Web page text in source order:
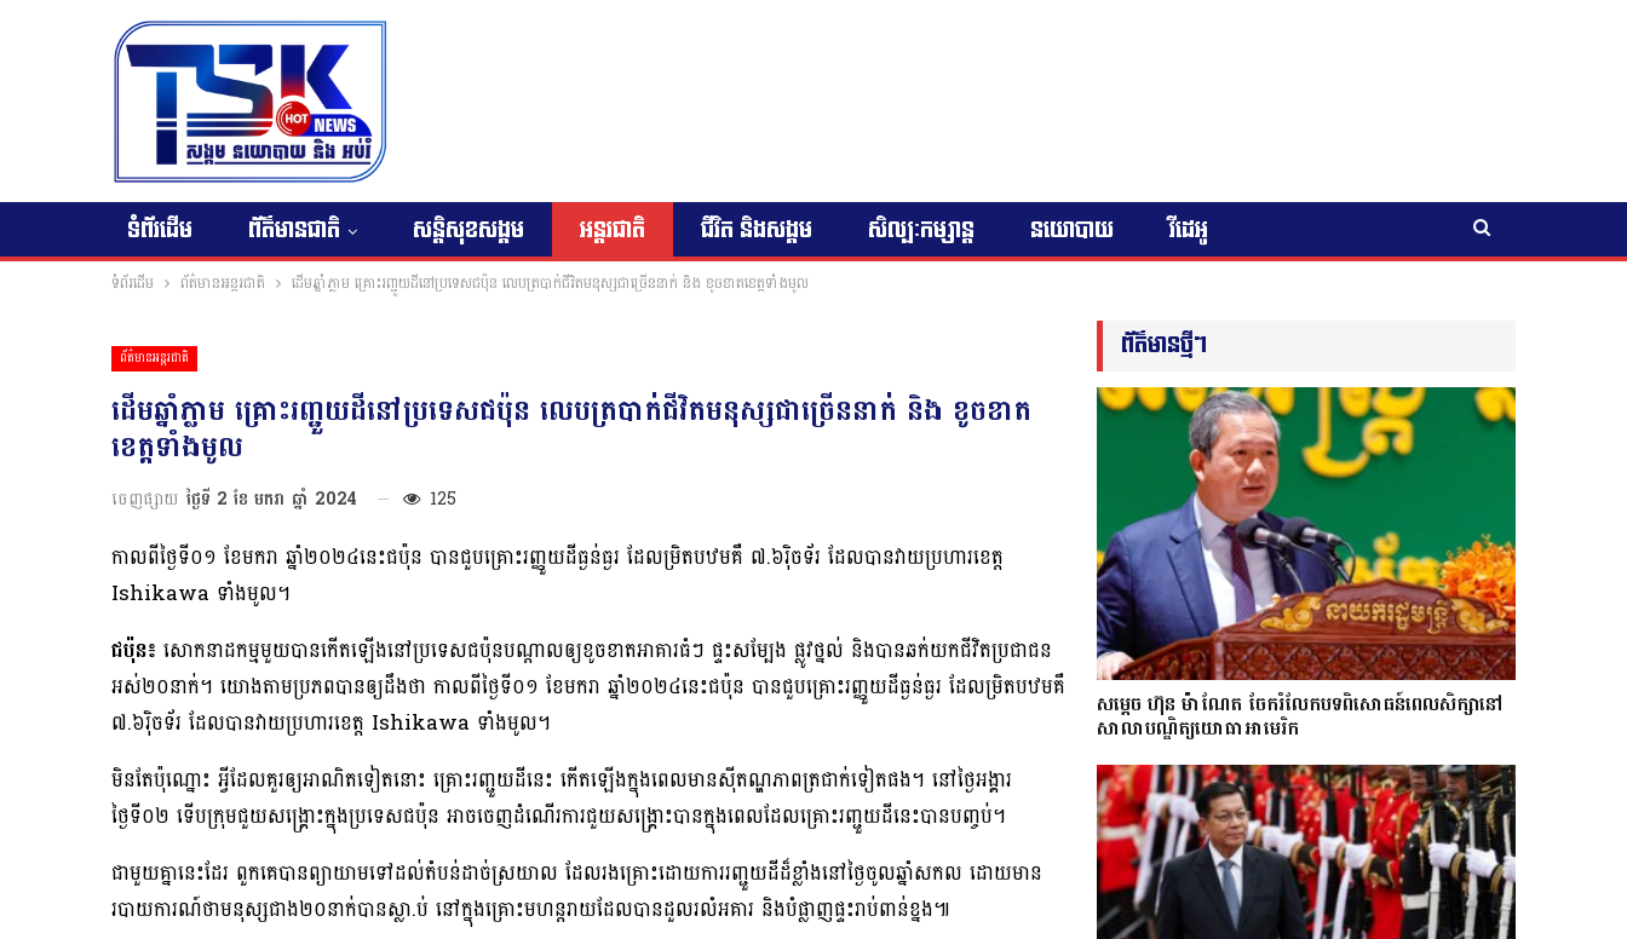
ទំព័រដើម ព័ត៌មានជាតិ សន្តិសុខសង្គម អន្តរជាតិ ជីវិត និងសង្គម សិល្បៈកម្សាន្ត នយោបាយ វីដេអូ
ទំព័រដើម ព័ត៌មានអន្តរជាតិ ដើមឆ្នាំភ្លាម គ្រោះរញ្ជួយដីនៅប្រទេសជប៉ុន លេបត្របាក់ជីវិតមនុស្សជាច្រើននាក់ និង ខូចខាតខេត្តទាំងមូល
ព័ត៌មានអន្តរជាតិ
ដើមឆ្នាំភ្លាម គ្រោះរញ្ជួយដីនៅប្រទេសជប៉ុន លេបត្របាក់ជីវិតមនុស្សជាច្រើននាក់ និង ខូចខាត
ខេត្តទាំងមូល
ចេញផ្សាយ ថ្ងៃទី 2 ខែ មករា ឆ្នាំ 2024 125
កាលពីថ្ងៃទី០១ ខែមករា ឆ្នាំ២០២៤នេះជប៉ុន បានជួបគ្រោះរញ្ញួយដីធ្ងន់ធ្ងរ ដែលម្រិតបឋមគឺ ៧.៦រ៉ិចទ័រ ដែលបានវាយប្រហារខេត្ត
Ishikawa ទាំងមូល។
ជប៉ុន៖​ សោកនាដកម្មមួយបានកើតឡើងនៅប្រទេសជប៉ុនបណ្ដាលឲ្យខូចខាតអាគារធំៗ ផ្ទះសម្បែង ផ្លូវថ្នល់ និងបានឆក់យកជីវិតប្រជាជន
អស់២០នាក់។ យោងតាមប្រភពបានឲ្យដឹងថា កាលពីថ្ងៃទី០១ ខែមករា ឆ្នាំ២០២៤នេះជប៉ុន បានជួបគ្រោះរញ្ញួយដីធ្ងន់ធ្ងរ ដែលម្រិតបឋមគឺ
៧.៦រ៉ិចទ័រ ដែលបានវាយប្រហារខេត្ត Ishikawa ទាំងមូល។
មិនតែប៉ុណ្នោះ អ្វីដែលគួរឲ្យអាណិតទៀតនោះ គ្រោះរញ្ជួយដីនេះ កើតឡើងក្នុងពេលមានស៉ីតណ្ហភាពត្រជាក់ទៀតផង។ នៅថ្ងៃអង្គារ
ថ្ងៃទី០២ ទើបក្រុមជួយសង្គ្រោះក្នុងប្រទេសជប៉ុន អាចចេញដំណើរការជួយសង្គ្រោះបានក្នុងពេលដែលគ្រោះរញ្ជួយដីនេះបានបញ្ចប់។
ជាមួយគ្នានេះដែរ ពួកគេបានព្យាយាមទៅដល់តំបន់ដាច់ស្រយាល ដែលរងគ្រោះដោយការរញ្ជួយដីដ៏ខ្លាំងនៅថ្ងៃចូលឆ្នាំសកល ដោយមាន
របាយការណ៍ថាមនុស្សជាង២០នាក់បានស្លា.ប់ នៅក្នុងគ្រោះមហន្តរាយដែលបានដួលរលំអគារ និងបំផ្លាញផ្ទះរាប់ពាន់ខ្នង៕
ព័ត៌មានថ្មីៗ
សម្តេច ហ៊ុន ម៉ាណែត ចែករំលែកបទពិសោធន៍ពេលសិក្សានៅ
សាលាបណ្ឌិត្យ​យោ​ធា​អាមេរិក